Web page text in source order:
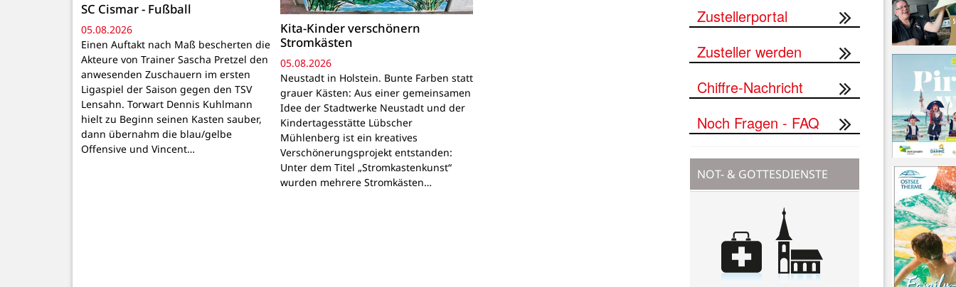
SC Cismar - Fußball
05.08.2026
Einen Auftakt nach Maß bescherten die
Akteure von Trainer Sascha Pretzel den
anwesenden Zuschauern im ersten
Ligaspiel der Saison gegen den TSV
Lensahn. Torwart Dennis Kuhlmann
hielt zu Beginn seinen Kasten sauber,
dann übernahm die blau/gelbe
Offensive und Vincent…
Kita-Kinder verschönern
Stromkästen
05.08.2026
Neustadt in Holstein. Bunte Farben statt
grauer Kästen: Aus einer gemeinsamen
Idee der Stadtwerke Neustadt und der
Kindertagesstätte Lübscher
Mühlenberg ist ein kreatives
Verschönerungsprojekt entstanden:
Unter dem Titel „Stromkastenkunst“
wurden mehrere Stromkästen…
Zustellerportal
Zusteller werden
Chiffre-Nachricht
Noch Fragen - FAQ
NOT- & GOTTESDIENSTE